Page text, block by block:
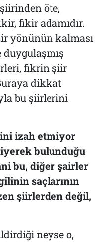
öte,
fikir adamıdır.
yönünün kalması
fikrin şiir
dikkat
bu şiirlerini
izah etmiyor
bulunduğu
bu, diğer şairler
saçlarının
şiirlerden değil,
neyse o,